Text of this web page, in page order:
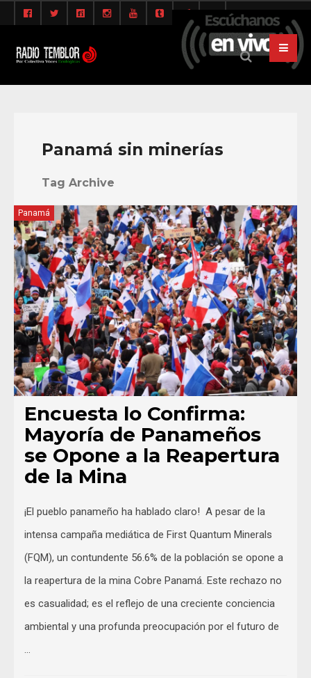
Panamá sin minerías
Tag Archive
Panamá
Encuesta lo Confirma:
Mayoría de Panameños
se Opone a la Reapertura
de la Mina
¡El pueblo panameño ha hablado claro! A pesar de la
intensa campaña mediática de First Quantum Minerals
(FQM), un contundente 56.6% de la población se opone a
la reapertura de la mina Cobre Panamá. Este rechazo no
es casualidad; es el reflejo de una creciente conciencia
ambiental y una profunda preocupación por el futuro de
…